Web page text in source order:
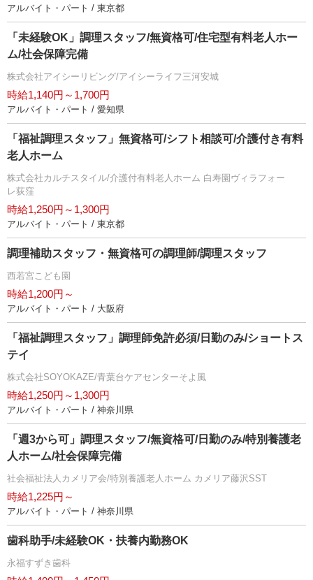
アルバイト・パート / 東京都
「未経験OK」調理スタッフ/無資格可/住宅型有料老人ホー
ム/社会保障完備
株式会社アイシーリビング/アイシーライフ三河安城
時給1,140円～1,700円
アルバイト・パート / 愛知県
「福祉調理スタッフ」無資格可/シフト相談可/介護付き有料
老人ホーム
株式会社カルチスタイル/介護付有料老人ホーム 白寿園ヴィラフォー
レ荻窪
時給1,250円～1,300円
アルバイト・パート / 東京都
調理補助スタッフ・無資格可の調理師/調理スタッフ
西若宮こども園
時給1,200円～
アルバイト・パート / 大阪府
「福祉調理スタッフ」調理師免許必須/日勤のみ/ショートス
テイ
株式会社SOYOKAZE/青葉台ケアセンターそよ風
時給1,250円～1,300円
アルバイト・パート / 神奈川県
「週3から可」調理スタッフ/無資格可/日勤のみ/特別養護老
人ホーム/社会保障完備
社会福祉法人カメリア会/特別養護老人ホーム カメリア藤沢SST
時給1,225円～
アルバイト・パート / 神奈川県
歯科助手/未経験OK・扶養内勤務OK
永福すずき歯科